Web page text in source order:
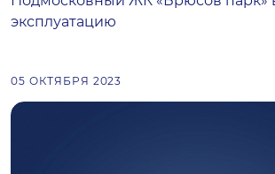
эксплуатацию
05 ОКТЯБРЯ 2023